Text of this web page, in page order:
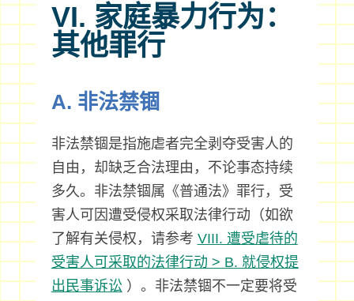
VI. 家庭暴力行为：
其他罪行
A. 非法禁锢
非法禁锢是指施虐者完全剥夺受害人的
自由，却缺乏合法理由，不论事态持续
多久。非法禁锢属《普通法》罪行，受
害人可因遭受侵权采取法律行动（如欲
了解有关侵权，请参考 VIII. 遭受虐待的
受害人可采取的法律行动 > B. 就侵权提
出民事诉讼 ）。非法禁锢不一定要将受